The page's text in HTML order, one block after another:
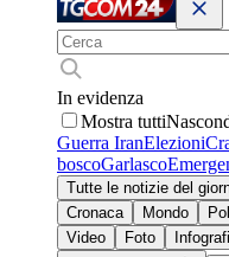
In evidenza
Mostra tutti
Guerra IranElezioni
boscoGarlasco
Tutte le notizie del
Cronaca
Mondo
Video
Foto